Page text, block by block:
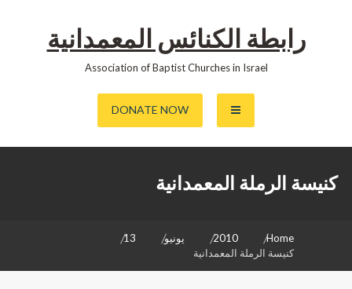
رابطة الكنائس المعمدانية
Association of Baptist Churches in Israel
DONATE NOW
كنيسة الرملة المعمدانية
Home
2010 يونيو
13
كنيسة الرملة المعمدانية